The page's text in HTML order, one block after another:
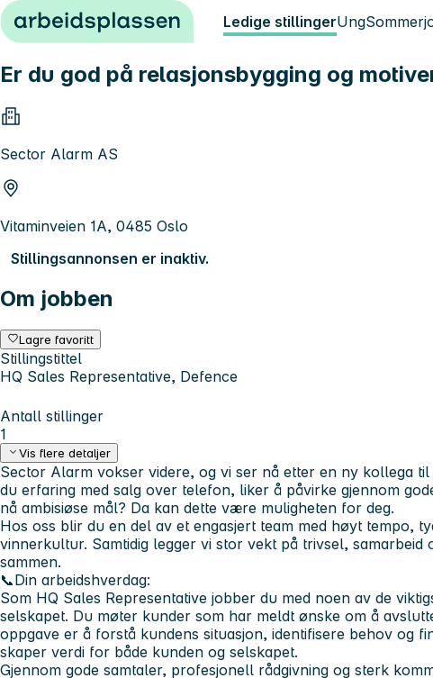
Hopp til innhold Ledige stillingerUng
Er du god på relasjonsbygging og
Sector Alarm AS
Vitaminveien 1A, 0485 Oslo
Stillingsannonsen er inaktiv.
Om jobben
Lagre favoritt
Stillingstittel
HQ Sales Representative, Defence
Antall stillinger
1
Vis flere detaljer
Sector Alarm vokser videre, og vi ser nå etter en ny kollega
du erfaring med salg over telefon, liker å påvirke gjennom
nå ambisiøse mål? Da kan dette være muligheten for deg.
Hos oss blir du en del av et engasjert team med høyt tempo,
vinnerkultur. Samtidig legger vi stor vekt på trivsel, samarbeid
sammen.
📞Din arbeidshverdag:
Som HQ Sales Representative jobber du med noen av de
selskapet. Du møter kunder som har meldt ønske om å
oppgave er å forstå kundens situasjon, identifisere behov og
skaper verdi for både kunden og selskapet.
Gjennom gode samtaler, profesjonell rådgivning og sterk